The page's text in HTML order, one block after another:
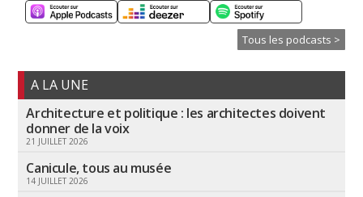
Tous les podcasts >
A LA UNE
Architecture et politique : les architectes doivent
donner de la voix
21 JUILLET 2026
Canicule, tous au musée
14 JUILLET 2026